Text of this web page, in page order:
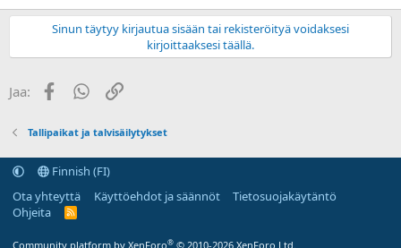
Sinun täytyy kirjautua sisään tai rekisteröityä voidaksesi
kirjoittaaksesi täällä.
Jaa: FacebookWhatsApp
Linkki
Tallipaikat ja talvisäilytykset
Finnish (FI)
Ota yhteyttä
Käyttöehdot ja säännöt
Tietosuojakäytäntö
Ohjeita
R
Community platform by XenForo® © 2010-2026 XenForo Ltd.